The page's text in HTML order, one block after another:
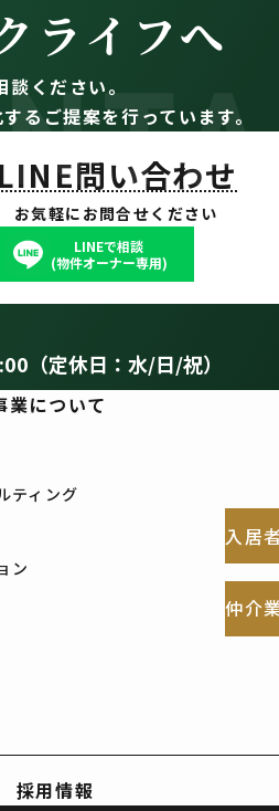
帯する業務のため。
アフターサービス等の実施の
付帯する業務のため。
の発送のため。
外部へ委託する場合。
客様に同意を得る事により支
取り組み及び保護活動を、維
ライフへ
ください。
るご提案を行っています。
LINE問い合わせ
お気軽にお問合せください
LINEで相談
(物件オーナー専用)
（定休日：水/日/祝）
業について
ティング
ン
入居
仲介
採用情報